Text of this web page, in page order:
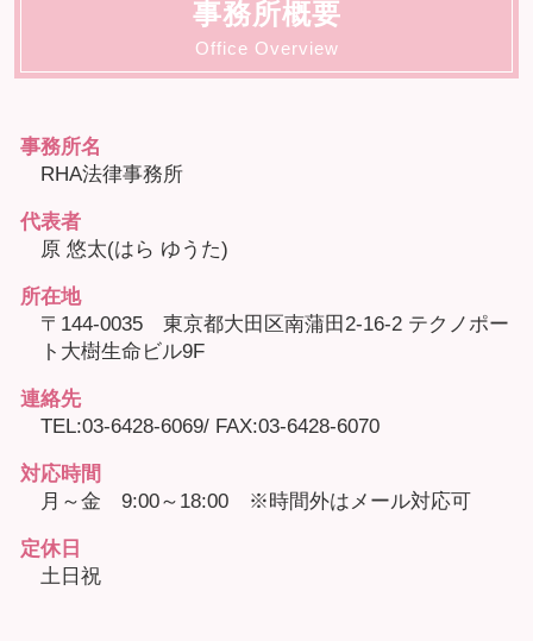
事務所概要
Office Overview
事務所名
RHA法律事務所
代表者
原 悠太(はら ゆうた)
所在地
〒144-0035 東京都大田区南蒲田2-16-2 テクノポー
ト大樹生命ビル9F
連絡先
TEL:03-6428-6069/ FAX:03-6428-6070
対応時間
月～金 9:00～18:00 ※時間外はメール対応可
定休日
土日祝